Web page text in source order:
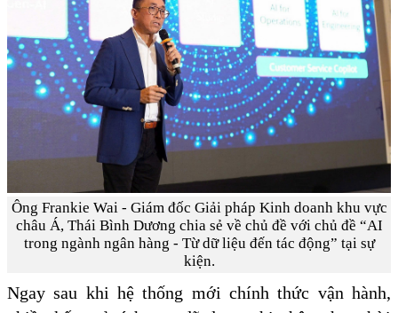
Ông Frankie Wai - Giám đốc Giải pháp Kinh doanh khu vực
châu Á, Thái Bình Dương chia sẻ về chủ đề với chủ đề “AI
trong ngành ngân hàng - Từ dữ liệu đến tác động” tại sự
kiện.
Ngay sau khi hệ thống mới chính thức vận hành,